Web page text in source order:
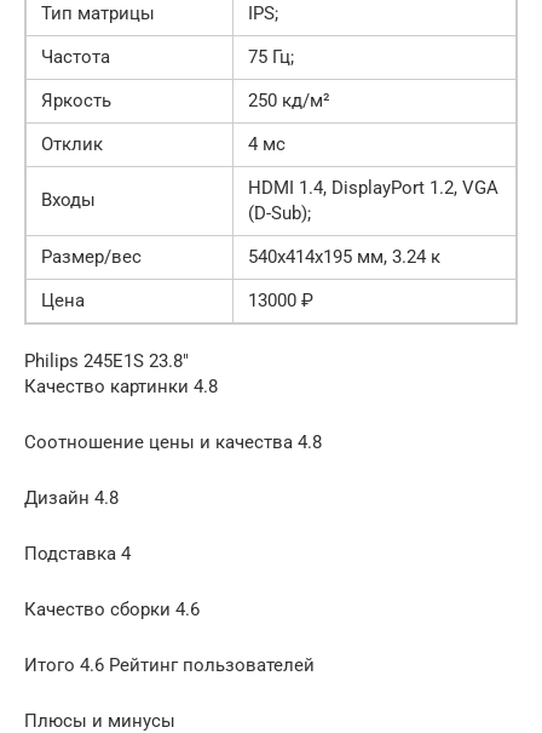
Тип матрицы
IPS;
Частота
75 Гц;
Яркость
250 кд/м²
Отклик
4 мс
Входы
HDMI 1.4, DisplayPort 1.2, VGA
(D-Sub);
Размер/вес
540x414x195 мм, 3.24 к
Цена
13000 ₽
Philips 245E1S 23.8″
Качество картинки 4.8
Соотношение цены и качества 4.8
Дизайн 4.8
Подставка 4
Качество сборки 4.6
Итого 4.6 Рейтинг пользователей
Плюсы и минусы